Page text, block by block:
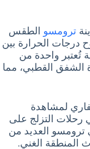
ترومسو الطقس
درجات الحرارة بين
تُعتبر واحدة من
الشفق القطبي، مما
لمشاهدة
رحلات التزلج على
ترومسو العديد من
المنطقة الغني.